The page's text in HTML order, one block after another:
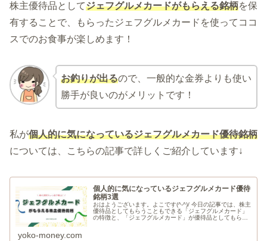
株主優待品としてジェフグルメカードがもらえる銘柄を保
有することで、もらったジェフグルメカードを使ってココ
スでのお食事が楽しめます！
お釣りが出るので、一般的な金券よりも使い
勝手が良いのがメリットです！
私が個人的に気になっているジェフグルメカード優待銘柄
については、こちらの記事で詳しくご紹介しています↓
個人的に気になっているジェフグルメカード優待
銘柄3選
おはようございます。よこです(^-^)/ 今日の記事では、株主
優待品としてもらうこともできる「ジェフグルメカード」
の特徴と、「ジェフグルメカード」が優待品としてもらえ
yoko-money.com